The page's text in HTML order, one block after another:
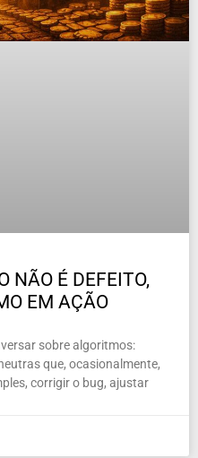
NÃO É DEFEITO,
EM AÇÃO
sobre algoritmos:
que, ocasionalmente,
corrigir o bug, ajustar